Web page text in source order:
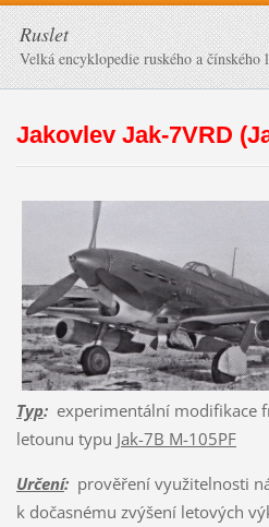
Ruslet
Velká encyklopedie ruského a čínského
Jakovlev Jak-7VRD
Typ:experimentální modifikace
letounu typu Jak-7B M-105PF
Určení:prověření využitelnosti
k dočasnému zvýšení letových